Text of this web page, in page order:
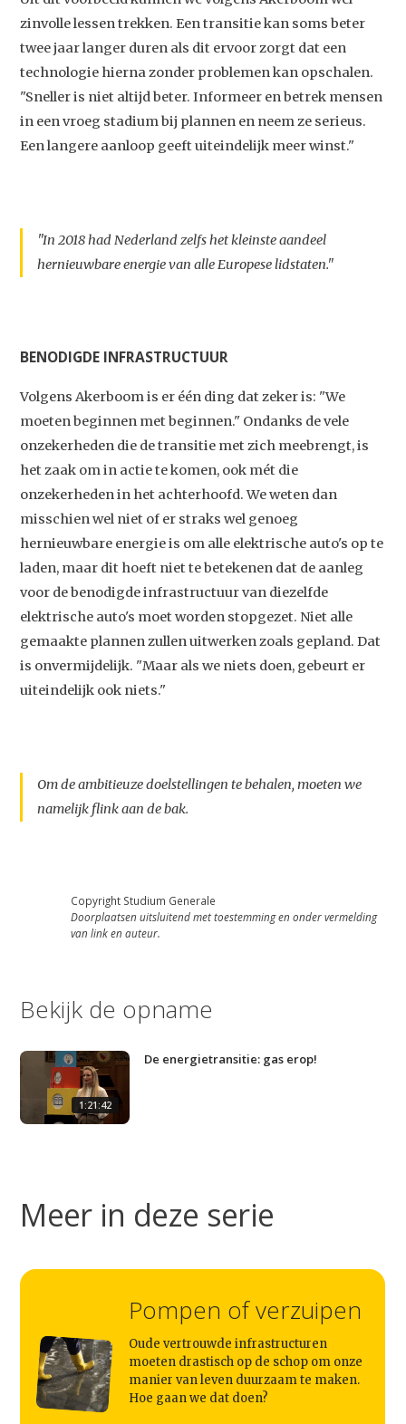
zinvolle lessen trekken. Een transitie kan soms beter
twee jaar langer duren als dit ervoor zorgt dat een
technologie hierna zonder problemen kan opschalen.
"Sneller is niet altijd beter. Informeer en betrek mensen
in een vroeg stadium bij plannen en neem ze serieus.
Een langere aanloop geeft uiteindelijk meer winst."
"In 2018 had Nederland zelfs het kleinste aandeel
hernieuwbare energie van alle Europese lidstaten."
BENODIGDE INFRASTRUCTUUR
Volgens Akerboom is er één ding dat zeker is: "We
moeten beginnen met beginnen." Ondanks de vele
onzekerheden die de transitie met zich meebrengt, is
het zaak om in actie te komen, ook mét die
onzekerheden in het achterhoofd. We weten dan
misschien wel niet of er straks wel genoeg
hernieuwbare energie is om alle elektrische auto's op te
laden, maar dit hoeft niet te betekenen dat de aanleg
voor de benodigde infrastructuur van diezelfde
elektrische auto's moet worden stopgezet. Niet alle
gemaakte plannen zullen uitwerken zoals gepland. Dat
is onvermijdelijk. "Maar als we niets doen, gebeurt er
uiteindelijk ook niets."
Om de ambitieuze doelstellingen te behalen, moeten we
namelijk flink aan de bak.
Copyright Studium Generale
Doorplaatsen uitsluitend met toestemming en onder vermelding
van link en auteur.
Bekijk de opname
1:21:42
De energietransitie: gas erop!
Meer in deze serie
Pompen of verzuipen
Oude vertrouwde infrastructuren
moeten drastisch op de schop om onze
manier van leven duurzaam te maken.
Hoe gaan we dat doen?